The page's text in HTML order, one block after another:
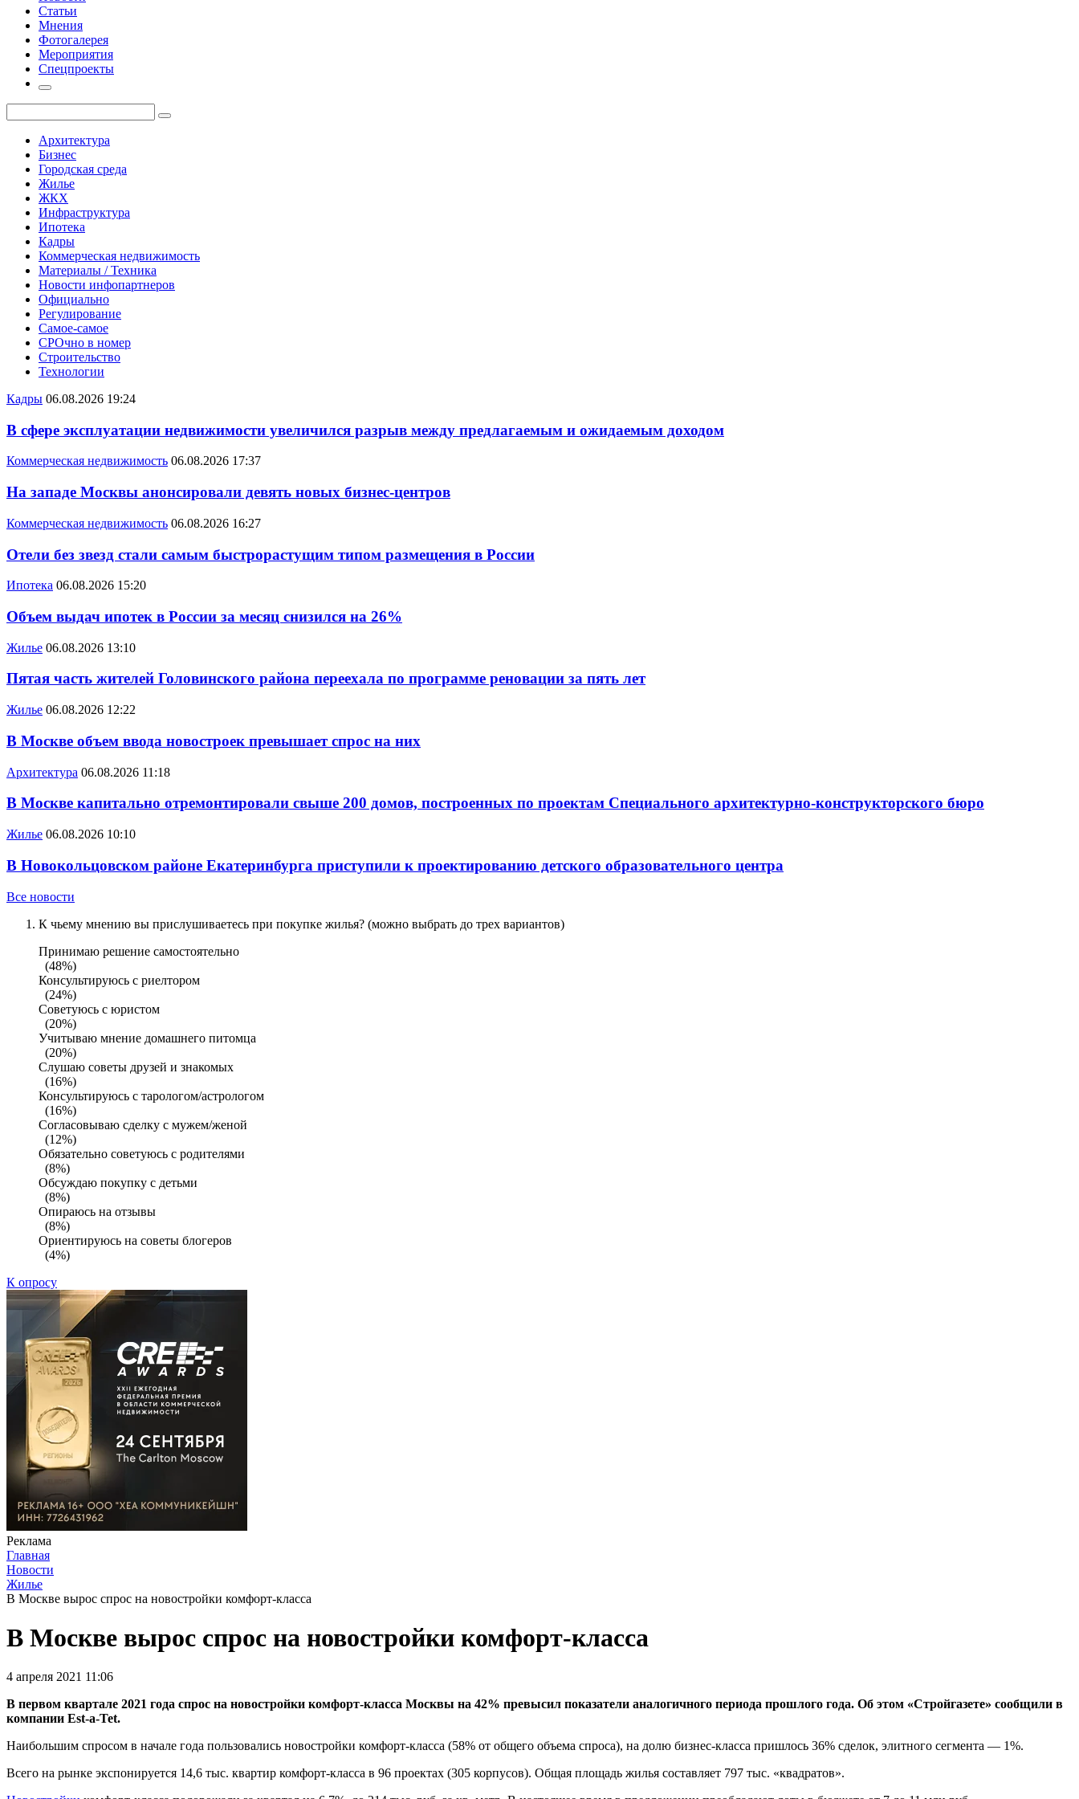
Статьи
Мнения
Фотогалерея
Мероприятия
Спецпроекты
Архитектура
Бизнес
Городская среда
Жилье
ЖКХ
Инфраструктура
Ипотека
Кадры
Коммерческая недвижимость
Материалы / Техника
Новости инфопартнеров
Официально
Регулирование
Самое-самое
СРОчно в номер
Строительство
Технологии
Кадры 06.08.2026 19:24
В сфере эксплуатации недвижимости увеличился разрыв между предлагаемым и ожидаемым доходом
Коммерческая недвижимость 06.08.2026 17:37
На западе Москвы анонсировали девять новых бизнес-центров
Коммерческая недвижимость 06.08.2026 16:27
Отели без звезд стали самым быстрорастущим типом размещения в России
Ипотека 06.08.2026 15:20
Объем выдач ипотек в России за месяц снизился на 26%
Жилье 06.08.2026 13:10
Пятая часть жителей Головинского района переехала по программе реновации за пять лет
Жилье 06.08.2026 12:22
В Москве объем ввода новостроек превышает спрос на них
Архитектура 06.08.2026 11:18
В Москве капитально отремонтировали свыше 200 домов, построенных по проектам Специального архитектурно-конструкторского бюро
Жилье 06.08.2026 10:10
В Новокольцовском районе Екатеринбурга приступили к проектированию детского образовательного центра
Все новости
К чьему мнению вы прислушиваетесь при покупке жилья? (можно выбрать до трех вариантов)
Принимаю решение самостоятельно
(48%)
Консультируюсь с риелтором
(24%)
Советуюсь с юристом
(20%)
Учитываю мнение домашнего питомца
(20%)
Слушаю советы друзей и знакомых
(16%)
Консультируюсь с тарологом/астрологом
(16%)
Согласовываю сделку с мужем/женой
(12%)
Обязательно советуюсь с родителями
(8%)
Обсуждаю покупку с детьми
(8%)
Опираюсь на отзывы
(8%)
Ориентируюсь на советы блогеров
(4%)
К опросу
Реклама
Главная
Новости
Жилье
В Москве вырос спрос на новостройки комфорт-класса
В Москве вырос спрос на новостройки комфорт-класса
4 апреля 2021 11:06
В первом квартале 2021 года спрос на новостройки комфорт-класса Москвы на 42% превысил показатели аналогичного периода прошлого года. Об этом «Стройгазете» сообщили в
компании Est-a-Tet.
Наибольшим спросом в начале года пользовались новостройки комфорт-класса (58% от общего объема спроса), на долю бизнес-класса пришлось 36% сделок, элитного сегмента — 1%.
Всего на рынке экспонируется 14,6 тыс. квартир комфорт-класса в 96 проектах (305 корпусов). Общая площадь жилья составляет 797 тыс. «квадратов».